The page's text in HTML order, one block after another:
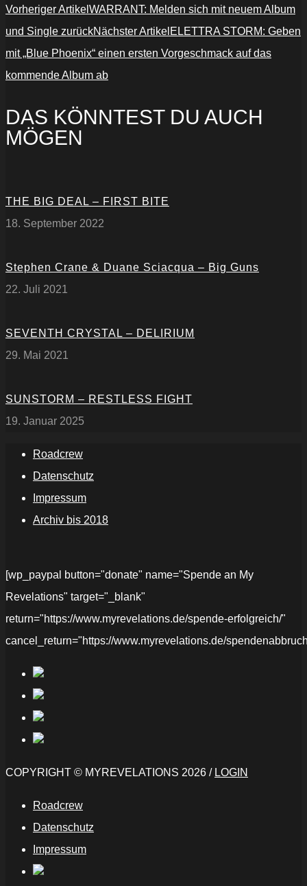
Vorheriger Artikel WARRANT: Melden sich mit neuem Album
und Single zurückNächster Artikel ELETTRA STORM: Geben
mit „Blue Phoenix“ einen ersten Vorgeschmack auf das
kommende Album ab
DAS KÖNNTEST DU AUCH
MÖGEN
THE BIG DEAL – FIRST BITE
18. September 2022
Stephen Crane & Duane Sciacqua – Big Guns
22. Juli 2021
SEVENTH CRYSTAL – DELIRIUM
29. Mai 2021
SUNSTORM – RESTLESS FIGHT
19. Januar 2025
Roadcrew
Datenschutz
Impressum
Archiv bis 2018
[wp_paypal button="donate" name="Spende an My
Revelations" target="_blank"
return="https://www.myrevelations.de/spende-erfolgreich/"
cancel_return="https://www.myrevelations.de/
COPYRIGHT © MYREVELATIONS 2026 / LOGIN
Roadcrew
Datenschutz
Impressum